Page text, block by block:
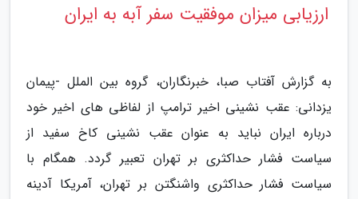
ارزیابی میزان موفقیت سفر آبه به ایران
به گزارش آفتاب صبا، خبرنگاران، گروه بین الملل -پیمان
یزدانی: عقب نشینی اخیر ترامپ از لفاظی های اخیر خود
درباره ایران نباید به عنوان عقب نشینی کاخ سفید از
سیاست فشار حداکثری بر تهران تعبیر گردد. همگام با
سیاست فشار حداکثری واشنگتن بر تهران، آمریکا آدینه